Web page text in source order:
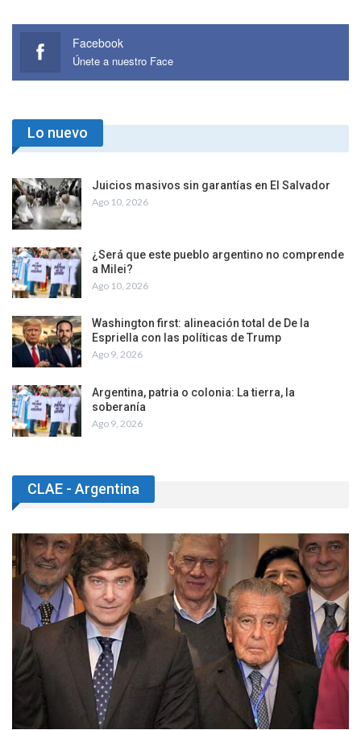
Facebook
Únete a nuestro Face
Lo nuevo
Juicios masivos sin garantías en El Salvador
Ago 10, 2026
¿Será que este pueblo argentino no comprende
a Milei?
Ago 10, 2026
Washington first: alineación total de De la
Espriella con las políticas de Trump
Ago 9, 2026
Argentina, patria o colonia: La tierra, la
soberanía
Ago 9, 2026
CLAE - Argentina